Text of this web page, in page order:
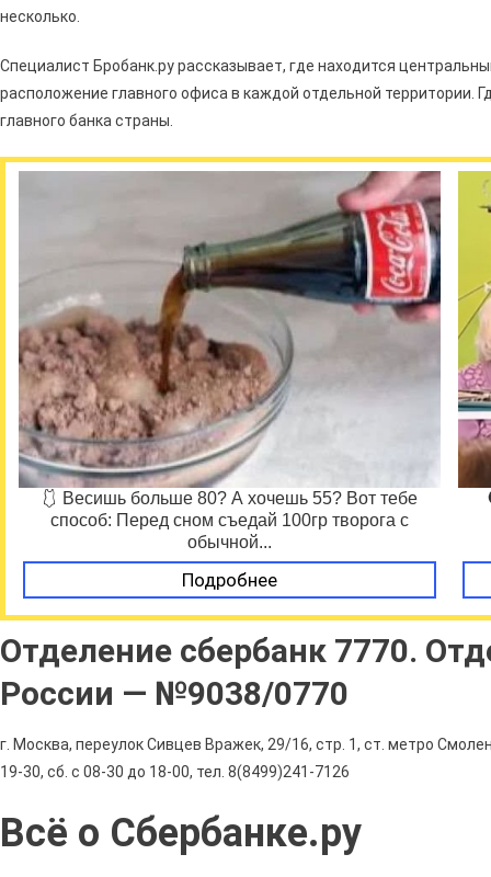
несколько.
Специалист Бробанк.ру рассказывает, где находится
расположение главного офиса в каждой отдельной территории.
главного банка страны.
🩱 Весишь больше 80? А хочешь 55? Вот тебе
способ: Перед сном съедай 100гр творога с
обычной...
Подробнее
Отделение сбербанк 7770.
России — №9038/0770
г. Москва, переулок Сивцев Вражек, 29/16, стр. 1, ст. метро
19-30, сб. с 08-30 до 18-00, тел. 8(8499)241-7126
Всё о Сбербанке.ру